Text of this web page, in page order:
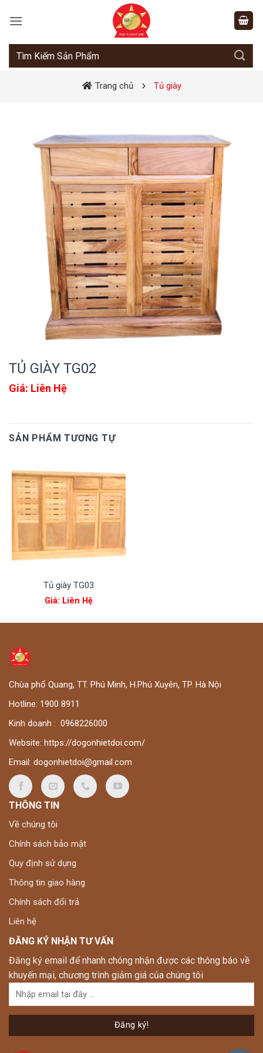
qua
dungTìm
Trang chủ Tủ giày
TỦ GIÀY TG02
Giá: Liên Hệ
SẢN PHẨM TƯƠNG TỰ
Tủ giày TG03
Giá: Liên Hệ
Chùa phổ Quang, TT. Phú Minh, H.Phú Xuyên, TP. Hà Nội
Hotline: 1900 8911
Kinh doanh : 0968226000
Website: https://dogonhietdoi.com/
Email: dogonhietdoi@gmail.com
THÔNG TIN
Về chúng tôi
Chính sách bảo mật
Quy định sử dụng
Thông tin giao hàng
Chính sách đổi trả
Liên hệ
ĐĂNG KÝ NHẬN TƯ VẤN
Đăng ký email để nhanh chóng nhận được các thông báo về
khuyến mại, chương trình giảm giá của chúng tôi